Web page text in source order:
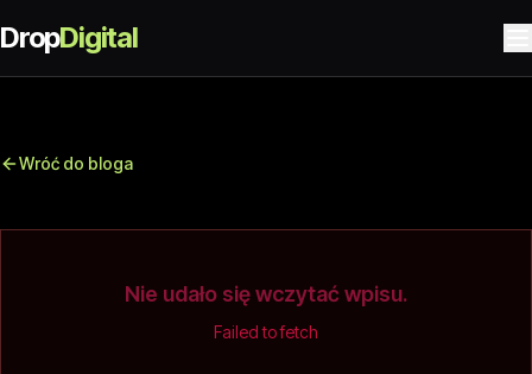
DropDigital
Wróć do bloga
Nie udało się wczytać wpisu.
Failed to fetch